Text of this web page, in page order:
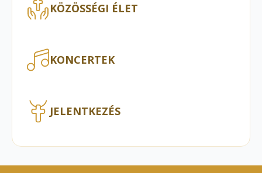
KÖZÖSSÉGI ÉLET
KONCERTEK
JELENTKEZÉS